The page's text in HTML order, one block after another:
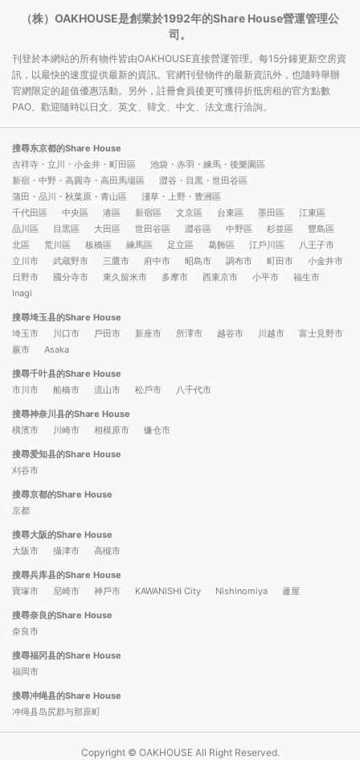
（株）OAKHOUSE是創業於1992年的Share House營運管理公
司。
刊登於本網站的所有物件皆由OAKHOUSE直接營運管理。每15分鐘更新空房資
訊，以最快的速度提供最新的資訊。官網刊登物件的最新資訊外，也隨時舉辦
官網限定的超值優惠活動。另外，註冊會員後更可獲得折抵房租的官方點數
PAO。歡迎隨時以日文、英文、韓文、中文、法文進行洽詢。
搜尋东京都的Share House
吉祥寺・立川・小金井・町田區
池袋・赤羽・練馬・後樂園區
新宿・中野・高圓寺・高田馬場區
澀谷・目黒・世田谷區
蒲田・品川・秋葉原・青山區
淺草・上野・豊洲區
千代田區
中央區 港區 新宿區 文京區 台東區 墨田區
江東區
品川區
目黒區 大田區 世田谷區 澀谷區 中野區 杉並區
豐島區
北區
荒川區 板橋區 練馬區 足立區 葛飾區 江戶川區
八王子市
立川市
武蔵野市 三鷹市 府中市 昭島市 調布市 町田市
小金井市
日野市
國分寺市 東久留米市 多摩市 西東京市 小平市
福生市
Inagi
搜尋埼玉县的Share House
埼玉市
川口市 戶田市 新座市 所澤市 越谷市 川越市
富士見野市
蕨市
Asaka
搜尋千叶县的Share House
市川市
船橋市 流山市 松戶市 八千代市
搜尋神奈川县的Share House
橫濱市
川崎市 相模原市 镰仓市
搜尋爱知县的Share House
刈谷市
搜尋京都的Share House
京都
搜尋大阪的Share House
大阪市
攝津市 高槻市
搜尋兵库县的Share House
寶塚市
尼崎市 神戶市 KAWANISHI City Nishinomiya 蘆屋
搜尋奈良的Share House
奈良市
搜尋福冈县的Share House
福岡市
搜尋冲绳县的Share House
冲绳县岛尻郡与那原町
Copyright © OAKHOUSE All Right Reserved.